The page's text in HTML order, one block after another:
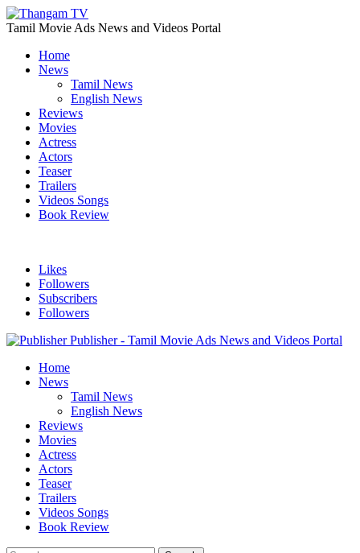
Tamil Movie Ads News and Videos Portal
Home
News
Tamil News
English News
Reviews
Movies
Actress
Actors
Teaser
Trailers
Videos Songs
Book Review
Likes
Followers
Subscribers
Followers
Publisher - Tamil Movie Ads News and Videos Portal
Home
News
Tamil News
English News
Reviews
Movies
Actress
Actors
Teaser
Trailers
Videos Songs
Book Review